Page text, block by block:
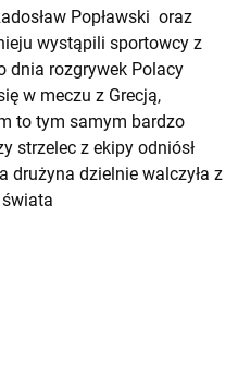
Popławski oraz
wystąpili sportowcy z
dnia rozgrywek Polacy
w meczu z Grecją,
to tym samym bardzo
strzelec z ekipy odniósł
drużyna dzielnie walczyła z
świata